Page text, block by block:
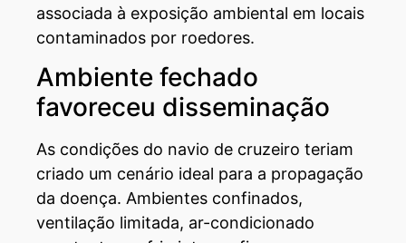
associada à exposição ambiental em locais
contaminados por roedores.
Ambiente fechado
favoreceu disseminação
As condições do navio de cruzeiro teriam
criado um cenário ideal para a propagação
da doença. Ambientes confinados,
ventilação limitada, ar-condicionado